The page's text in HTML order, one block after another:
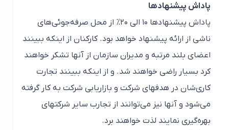
پاداش پیشنهادها
پاداش پیشنهادها ۱۰ الی ۲۰% از محل صرفه‌جوئی‌های
ناشی از ارائه پیشنهاد خواهد بود. کارکنان از اینکه ببینند
اعضای بلند مرتبه و مدیران سازمان از آنها تشکر خواهند
کرد بسیار راضی خواهند شد. و از اینکه ببینند تجارت
کاری‌شان در هدفهای شرکت و بازاریابی شرکت به کار گرفته
می‌شود و آنها نیز می‌توانند از تجارب سایر شرکتهای
بهره‌گیری نمایند لذت خواهند برد.